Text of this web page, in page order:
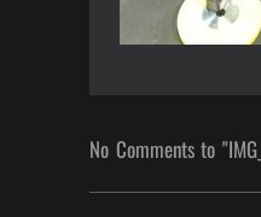
No Comments to